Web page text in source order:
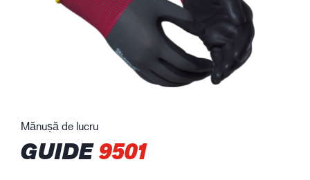
Mănușă de lucru
GUIDE9501